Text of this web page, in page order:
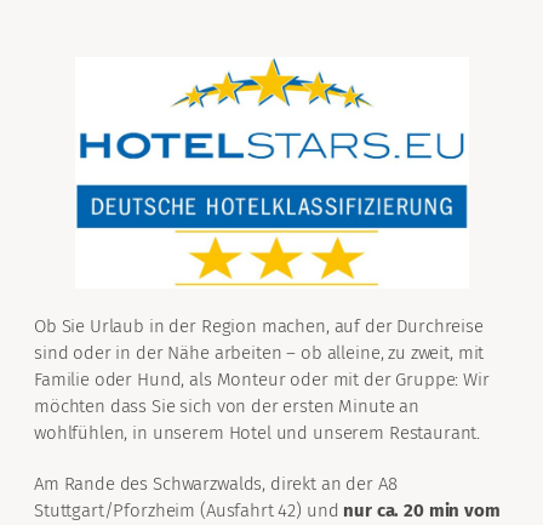
Ob Sie Urlaub in der Region machen, auf der Durchreise
sind oder in der Nähe arbeiten – ob alleine, zu zweit, mit
Familie oder Hund, als Monteur oder mit der Gruppe: Wir
möchten dass Sie sich von der ersten Minute an
wohlfühlen, in unserem Hotel und unserem Restaurant.
Am Rande des Schwarzwalds, direkt an der A8
Stuttgart/Pforzheim (Ausfahrt 42) und nur ca. 20 min vom